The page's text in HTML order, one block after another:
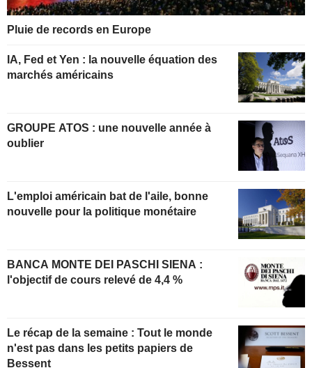
Pluie de records en Europe
IA, Fed et Yen : la nouvelle équation des
marchés américains
GROUPE ATOS : une nouvelle année à
oublier
L'emploi américain bat de l'aile, bonne
nouvelle pour la politique monétaire
BANCA MONTE DEI PASCHI SIENA :
l'objectif de cours relevé de 4,4 %
Le récap de la semaine : Tout le monde
n'est pas dans les petits papiers de
Bessent